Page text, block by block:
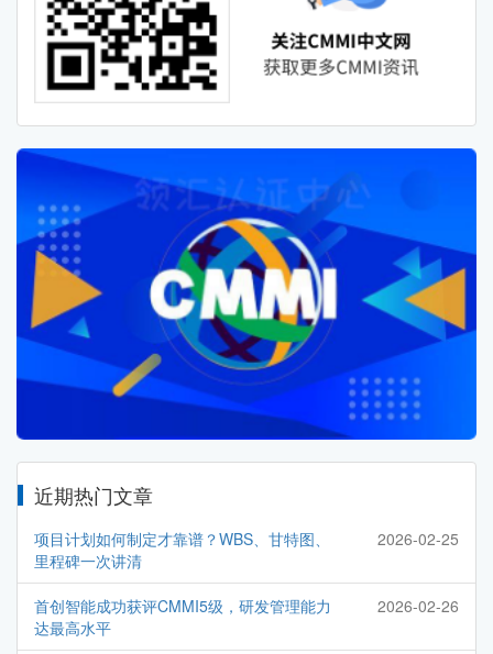
近期热门文章
项目计划如何制定才靠谱？WBS、甘特图、
里程碑一次讲清
2026-02-25
首创智能成功获评CMMI5级，研发管理能力
达最高水平
2026-02-26